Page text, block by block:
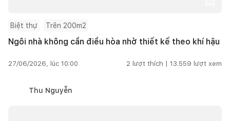
Biệt thự Trên 200m2
Ngôi nhà không cần điều hòa nhờ thiết kế theo khí hậu
27/06/2026, lúc 10:00 2 lượt thích | 13.559 lượt xem
Thu Nguyễn